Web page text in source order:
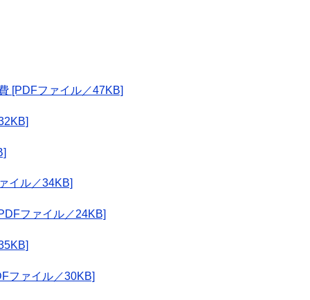
[PDFファイル／47KB]
ル／34KB]
ファイル／24KB]
ァイル／30KB]